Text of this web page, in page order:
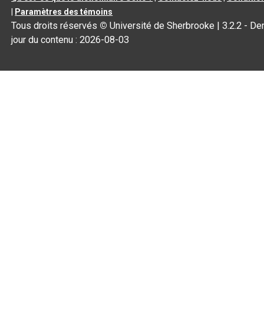
Paramètres des témoins
Tous droits réservés © Université de Sherbrooke |3.2.2 -
jour du contenu :2026-08-03